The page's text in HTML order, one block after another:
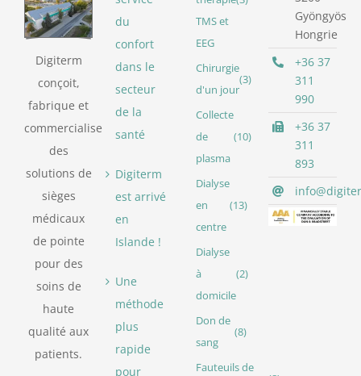
Digiterm
conçoit,
fabrique et
commercialise
des
solutions de
sièges
médicaux
de pointe
pour des
soins de
haute
qualité aux
patients.
du
confort
dans le
secteur
de la
santé
Digiterm
est arrivé
en
Islande !
Une
méthode
plus
rapide
pour
TMS et
EEG
Chirurgie
d'un jour
(3)
Collecte
de
plasma
(10)
Dialyse
en
centre
(13)
Dialyse
à
domicile
(2)
Don de
sang
(8)
Fauteuils de
Gyöngyös
Hongrie
+36 37
311
990
+36 37
311
893